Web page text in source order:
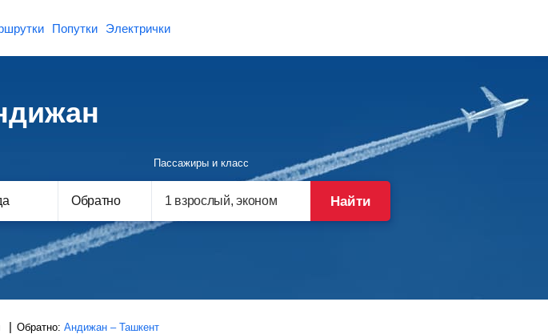
Попутки Электрички
Обратно
Пассажиры и класс
Найти
Обратно: Андижан – Ташкент